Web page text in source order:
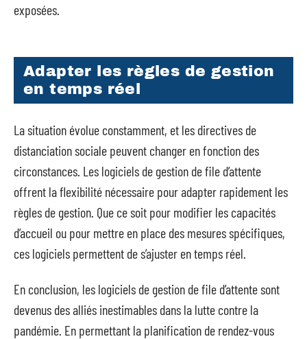
exposées.
Adapter les règles de gestion
en temps réel
La situation évolue constamment, et les directives de
distanciation sociale peuvent changer en fonction des
circonstances. Les logiciels de gestion de file d’attente
offrent la flexibilité nécessaire pour adapter rapidement les
règles de gestion. Que ce soit pour modifier les capacités
d’accueil ou pour mettre en place des mesures spécifiques,
ces logiciels permettent de s’ajuster en temps réel.
En conclusion, les logiciels de gestion de file d’attente sont
devenus des alliés inestimables dans la lutte contre la
pandémie. En permettant la planification de rendez-vous